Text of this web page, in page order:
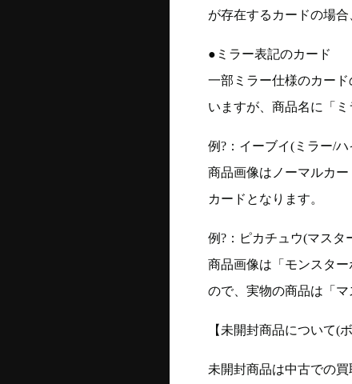
が存在するカードの場
●ミラー表記のカード
一部ミラー仕様のカー
いますが、商品名に「
例?：イーブイ(ミラー/
商品画像はノーマルカ
カードとなります。
例?：ピカチュウ(マスタ
商品画像は「モンスタ
ので、実物の商品は「マ
【未開封商品について(
未開封商品は中古での買